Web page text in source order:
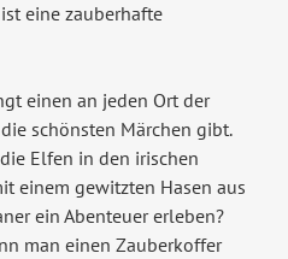
eine zauberhafte
einen an jeden Ort der
schönsten Märchen gibt.
Elfen in den irischen
einem gewitzten Hasen aus
ein Abenteuer erleben?
man einen Zauberkoffer